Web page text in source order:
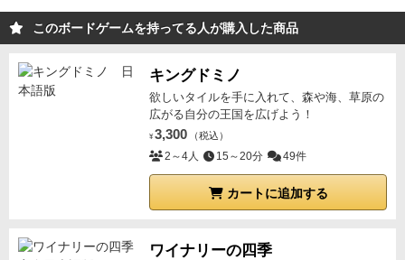
このボードゲームを持ってる人が購入した商品
キングドミノ
欲しいタイルを手に入れて、森や海、草原の
広がる自分の王国を広げよう！
¥ 3,300 （税込）
2～4人 15～20分 49件
カートに追加する
ワイナリーの四季